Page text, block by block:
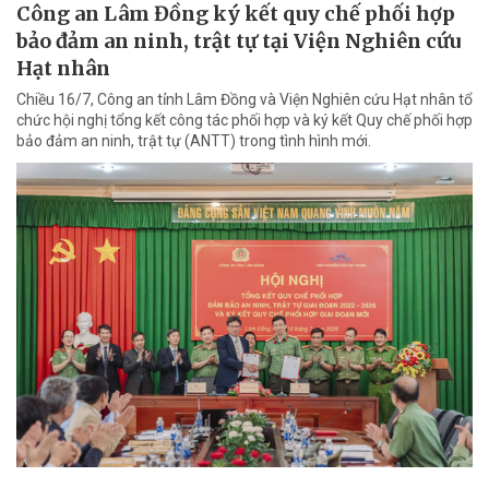
Công an Lâm Đồng ký kết quy chế phối hợp
bảo đảm an ninh, trật tự tại Viện Nghiên cứu
Hạt nhân
Chiều 16/7, Công an tỉnh Lâm Đồng và Viện Nghiên cứu Hạt nhân tổ
chức hội nghị tổng kết công tác phối hợp và ký kết Quy chế phối hợp
bảo đảm an ninh, trật tự (ANTT) trong tình hình mới.